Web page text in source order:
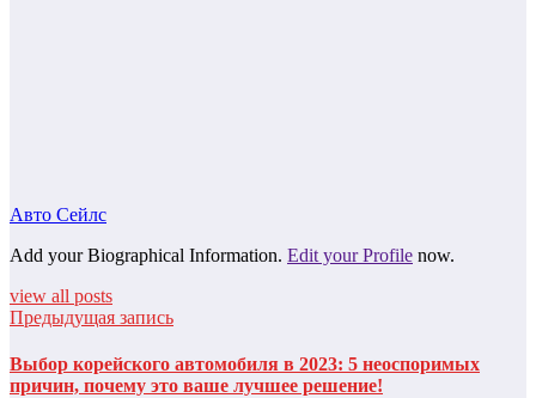
Авто Сейлс
Add your Biographical Information. Edit your Profile now.
view all posts
Предыдущая запись
Выбор корейского автомобиля в 2023: 5 неоспоримых
причин, почему это ваше лучшее решение!